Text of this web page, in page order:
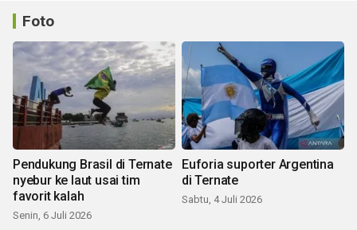
Foto
Pendukung Brasil di Ternate
nyebur ke laut usai tim
favorit kalah
Senin, 6 Juli 2026
Euforia suporter Argentina
di Ternate
Sabtu, 4 Juli 2026